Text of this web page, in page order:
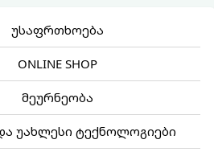
უსაფრთხოება
ONLINE SHOP
მეურნეობა
უახლესი ტექნოლოგიები